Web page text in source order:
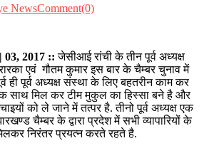
NewsComment(0)
03, 2017 ::जेसीआई रांची के तीन पूर्व अध्यक्ष
एवं गौतम कुमार इस बार के चैम्बर चुनाव में
ही पूर्व अध्यक्ष संस्था के लिए बहतरीन काम कर
मिल कर टीम मुकुल का हिस्सा बने है और
को ले जाने में तत्पर है. तीनो पूर्व अध्यक्ष एक
चैम्बर के द्वारा प्रदेश में सभी व्यापारियों के
निरंतर प्रयत्न करते रहते है.